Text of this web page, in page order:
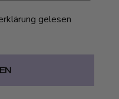
gelesen